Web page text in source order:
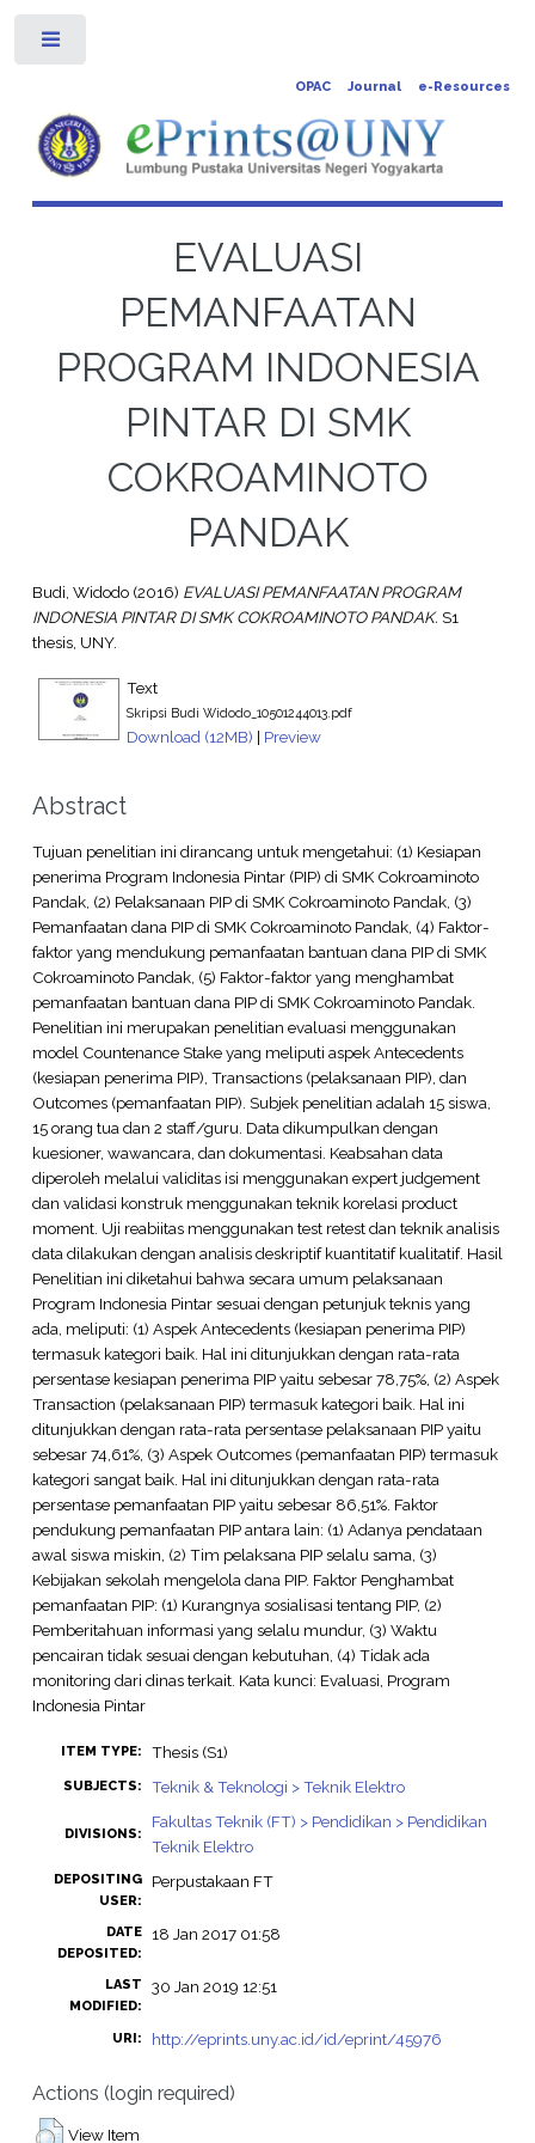
OPAC Journal e-Resources
EVALUASI
PEMANFAATAN
PROGRAM INDONESIA
PINTAR DI SMK
COKROAMINOTO
PANDAK
Budi, Widodo(2016) EVALUASI PEMANFAATAN PROGRAM
INDONESIA PINTAR DI SMK COKROAMINOTO PANDAK. S1
thesis, UNY.
Text
Skripsi Budi Widodo_10501244013.pdf
Download (12MB) | Preview
Abstract
Tujuan penelitian ini dirancang untuk mengetahui: (1) Kesiapan
penerima Program Indonesia Pintar (PIP) di SMK Cokroaminoto
Pandak, (2) Pelaksanaan PIP di SMK Cokroaminoto Pandak, (3)
Pemanfaatan dana PIP di SMK Cokroaminoto Pandak, (4) Faktor-
faktor yang mendukung pemanfaatan bantuan dana PIP di SMK
Cokroaminoto Pandak, (5) Faktor-faktor yang menghambat
pemanfaatan bantuan dana PIP di SMK Cokroaminoto Pandak.
Penelitian ini merupakan penelitian evaluasi menggunakan
model Countenance Stake yang meliputi aspek Antecedents
(kesiapan penerima PIP), Transactions (pelaksanaan PIP), dan
Outcomes (pemanfaatan PIP). Subjek penelitian adalah 15 siswa,
15 orang tua dan 2 staff/guru. Data dikumpulkan dengan
kuesioner, wawancara, dan dokumentasi. Keabsahan data
diperoleh melalui validitas isi menggunakan expert judgement
dan validasi konstruk menggunakan teknik korelasi product
moment. Uji reabiitas menggunakan test retest dan teknik analisis
data dilakukan dengan analisis deskriptif kuantitatif kualitatif. Hasil
Penelitian ini diketahui bahwa secara umum pelaksanaan
Program Indonesia Pintar sesuai dengan petunjuk teknis yang
ada, meliputi: (1) Aspek Antecedents (kesiapan penerima PIP)
termasuk kategori baik. Hal ini ditunjukkan dengan rata-rata
persentase kesiapan penerima PIP yaitu sebesar 78,75%, (2) Aspek
Transaction (pelaksanaan PIP) termasuk kategori baik. Hal ini
ditunjukkan dengan rata-rata persentase pelaksanaan PIP yaitu
sebesar 74,61%, (3) Aspek Outcomes (pemanfaatan PIP) termasuk
kategori sangat baik. Hal ini ditunjukkan dengan rata-rata
persentase pemanfaatan PIP yaitu sebesar 86,51%. Faktor
pendukung pemanfaatan PIP antara lain: (1) Adanya pendataan
awal siswa miskin, (2) Tim pelaksana PIP selalu sama, (3)
Kebijakan sekolah mengelola dana PIP. Faktor Penghambat
pemanfaatan PIP: (1) Kurangnya sosialisasi tentang PIP, (2)
Pemberitahuan informasi yang selalu mundur, (3) Waktu
pencairan tidak sesuai dengan kebutuhan, (4) Tidak ada
monitoring dari dinas terkait. Kata kunci: Evaluasi, Program
Indonesia Pintar
ITEM TYPE: Thesis (S1)
SUBJECTS: Teknik & Teknologi > Teknik Elektro
DIVISIONS:
Fakultas Teknik (FT) > Pendidikan > Pendidikan
Teknik Elektro
DEPOSITING
USER:
Perpustakaan FT
DATE
DEPOSITED:
18 Jan 2017 01:58
LAST
MODIFIED:
30 Jan 2019 12:51
URI: http://eprints.uny.ac.id/id/eprint/45976
Actions (login required)
View Item